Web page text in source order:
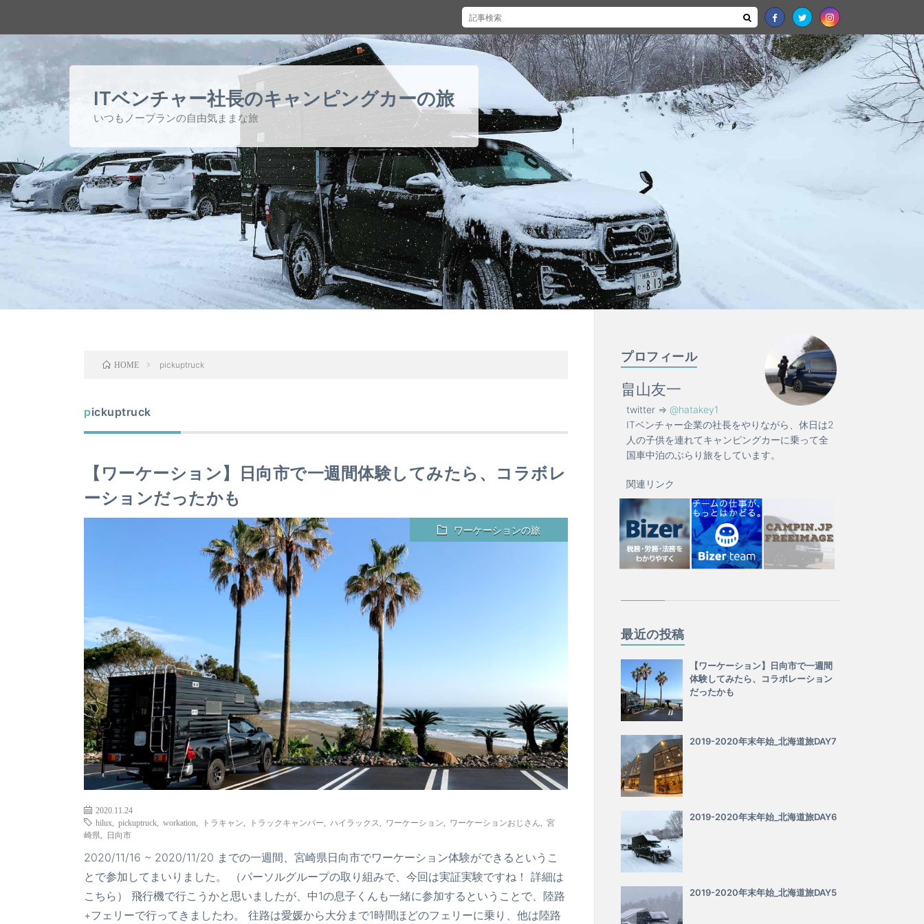
ITベンチャー社長のキャンピングカーの旅
いつもノープランの自由気ままな旅
HOME pickuptruck
pickuptruck
【ワーケーション】日向市で一週間体験してみたら、コラボレ
ーションだったかも
ワーケーションの旅
2020.11.24
hilux
pickuptruck workation トラキャン トラックキャンパー ハイラックス ワーケーション ワーケーションおじさん
宮
崎県
日向市
2020/11/16 ~ 2020/11/20 までの一週間、宮崎県日向市でワーケーション体験ができるというこ
とで参加してまいりました。 （パーソルグループの取り組みで、今回は実証実験ですね！ 詳細は
こちら） 飛行機で行こうかと思いましたが、中1の息子くんも一緒に参加するということで、陸路
+フェリーで行ってきましたわ。 往路は愛媛から大分まで1時間ほどのフェリーに乗り、他は陸路
プロフィール
畠山友一
twitter => @hatakey1
ITベンチャー企業の社長をやりながら、休日は2
人の子供を連れてキャンピングカーに乗って全
国車中泊のぶらり旅をしています。
関連リンク
最近の投稿
【ワーケーション】日向市で一週間
体験してみたら、コラボレーション
だったかも
2019-2020年末年始_北海道旅DAY7
2019-2020年末年始_北海道旅DAY6
2019-2020年末年始_北海道旅DAY5